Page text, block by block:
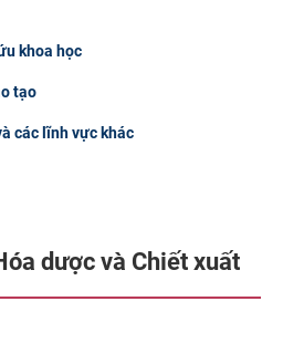
khoa học
tạo
các lĩnh vực khác
dược và Chiết xuất​